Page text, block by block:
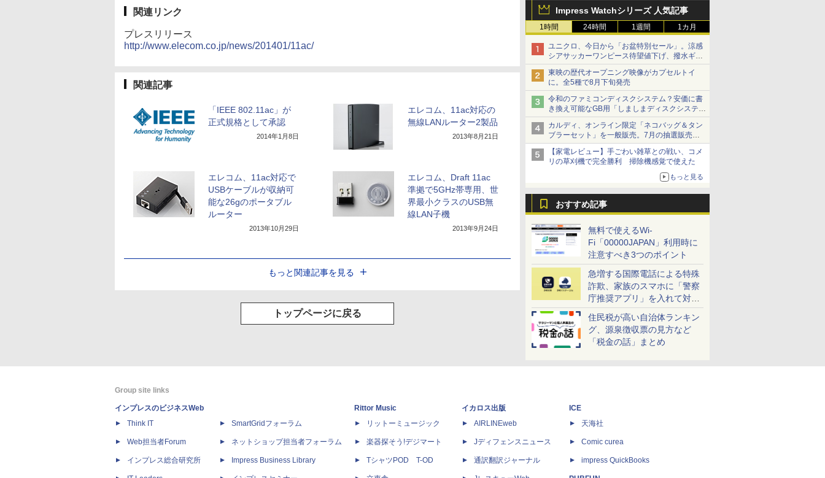
Impress Watchシリーズ 人気記事
1時間 24時間 1週間 1カ月
ユニクロ、今日から「お盆特別セール」。涼感
シアサッカーワンピース待望値下げ、撥水ギア
ショーツは1990円に
東映の歴代オープニング映像がカプセルトイ
に。全5種で8月下旬発売
令和のファミコンディスクシステム？安価に書
き換え可能なGB用「しましまディスクシステ
ム」
カルディ、オンライン限定「ネコバッグ＆タン
ブラーセット」を一般販売。7月の抽選販売の
当選無効分
【家電レビュー】手ごわい雑草との戦い、コメ
リの草刈機で完全勝利 掃除機感覚で使えた
もっと見る
おすすめ記事
無料で使えるWi-
Fi「00000JAPAN」利用時に
注意すべき3つのポイント
急増する国際電話による特殊
詐欺、家族のスマホに「警察
庁推奨アプリ」を入れて対策
しよう！
住民税が高い自治体ランキン
グ、源泉徴収票の見方など
「税金の話」まとめ
関連リンク
プレスリリース
http://www.elecom.co.jp/news/201401/11ac/
関連記事
「IEEE 802.11ac」が
正式規格として承認
2014年1月8日
エレコム、11ac対応の
無線LANルーター2製品
2013年8月21日
エレコム、11ac対応で
USBケーブルが収納可
能な26gのポータブル
ルーター
2013年10月29日
エレコム、Draft 11ac
準拠で5GHz帯専用、世
界最小クラスのUSB無
線LAN子機
2013年9月24日
もっと関連記事を見る
トップページに戻る
Group site links
インプレスのビジネスWeb
Think IT
Web担当者Forum
インプレス総合研究所
SmartGridフォーラム
ネットショップ担当者フォーラム
Impress Business Library
Rittor Music
リットーミュージック
楽器探そう!デジマート
TシャツPOD T-OD
イカロス出版
AIRLINEweb
Jディフェンスニュース
通訳翻訳ジャーナル
ICE
天海社
Comic curea
impress QuickBooks